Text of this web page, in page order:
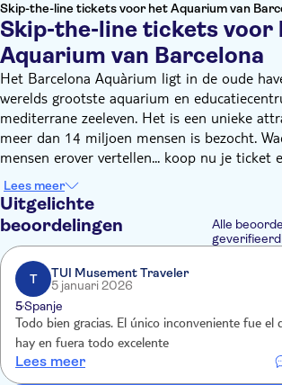
Skip-the-line tickets voor het Aquarium van
Skip-the-line tickets voor
Aquarium van Barcelona
Het Barcelona Aquàrium ligt in de oude
werelds grootste aquarium en
mediterrane zeeleven. Het is een unieke
meer dan 14 miljoen mensen is bezocht.
mensen erover vertellen... koop nu je ticket
over!
Het is de perfecte plek om meer te leren
al zijn verschillende soorten. Je leert erover
mediterrane en tropische aquaria, die
11.000 dieren van zo'n 450 verschillende
spectaculaire is het immense Oceanarium,
met een diepte van 5 meter en een
Een transparante tunnel van 80 meter lang
Oceanarium en laat je tussen haaien,
zonnevissen en vele andere soorten lopen.
Lees meer
Uitgelichte
beoordelingen
Alle
geverifieerd
T
TUI Musement Traveler
5 januari 2026
5Spanje
Todo bien gracias. El único inconveniente fue el
hay en fuera todo excelente
Lees meer